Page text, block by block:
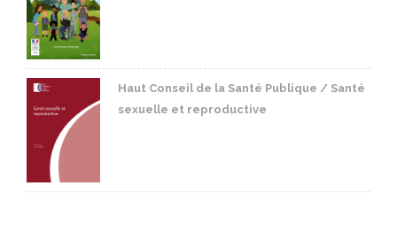
Haut Conseil de la Santé Publique / Santé
sexuelle et reproductive